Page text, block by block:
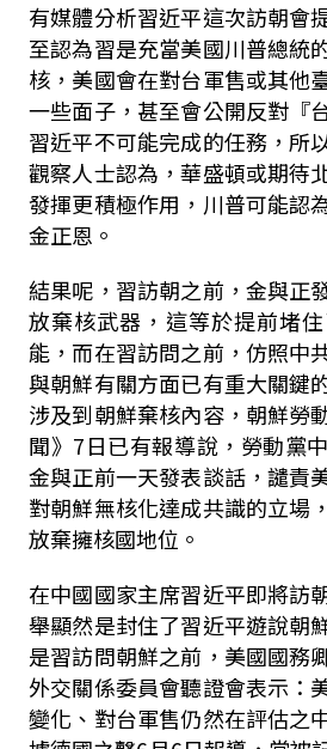
有媒體分析習近平這次訪朝會
至認為習是充當美國川普總統
核，美國會在對台軍售或其他
一些面子，甚至會公開反對『
習近平不可能完成的任務，所
觀察人士認為，華盛頓或期待
發揮更積極作用，川普可能認
金正恩。
結果呢，習訪朝之前，金與正
放棄核武器，這等於提前堵
能，而在習訪問之前，仿照中
與朝鮮有關方面已有重大關鍵
涉及到朝鮮棄核內容，朝鮮勞
聞》 7日已有報導說，勞動黨
金與正前一天發表談話，譴責
對朝鮮無核化達成共識的立場
放棄擁核國地位。
在中國國家主席習近平即將訪
舉顯然是封住了習近平遊說朝
是習訪問朝鮮之前，美國國務
外交關係委員會聽證會表示：
變化、對台軍售仍然在評估之